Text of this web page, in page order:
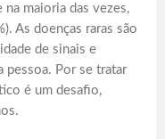
na maioria das vezes,
As doenças raras são
de sinais e
pessoa. Por se tratar
é um desafio,